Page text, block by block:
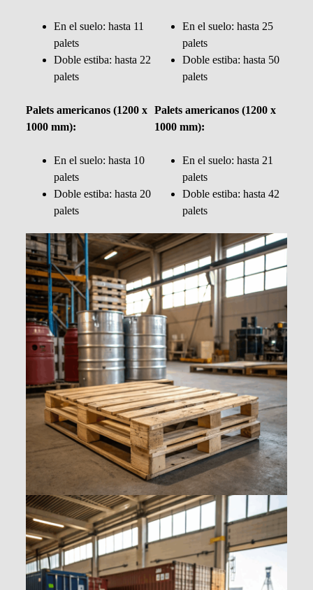
En el suelo: hasta 11
palets
Doble estiba: hasta 22
palets
Palets americanos (1200 x
1000 mm):
En el suelo: hasta 10
palets
Doble estiba: hasta 20
palets
En el suelo: hasta 25
palets
Doble estiba: hasta 50
palets
Palets americanos (1200 x
1000 mm):
En el suelo: hasta 21
palets
Doble estiba: hasta 42
palets